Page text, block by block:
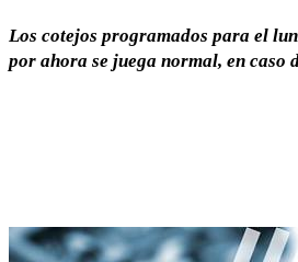
Los cotejos programados para el
por ahora se juega normal, en caso